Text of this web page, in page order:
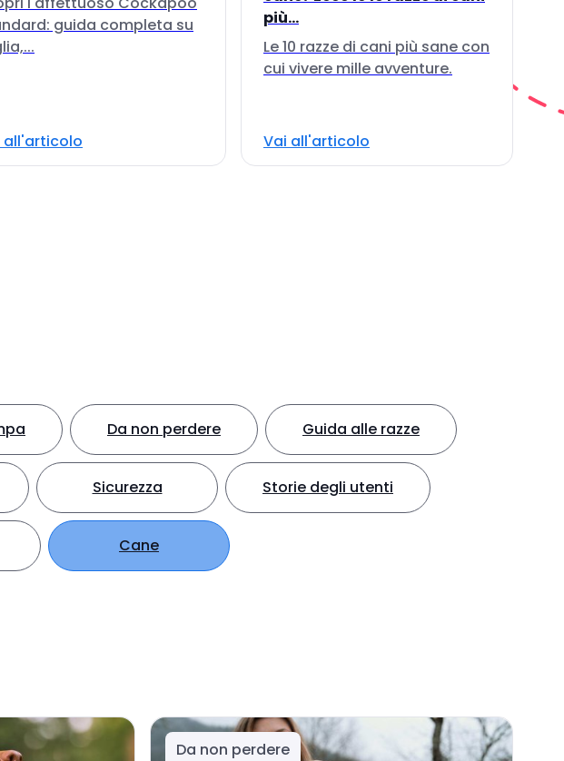
guida completa su
all'articolo
più...
Le 10 razze di cani più sane con
cui vivere mille avventure.
Vai all'articolo
Da non perdere Guida alle razze
Sicurezza Storie degli utenti
Cane
Da non perdere